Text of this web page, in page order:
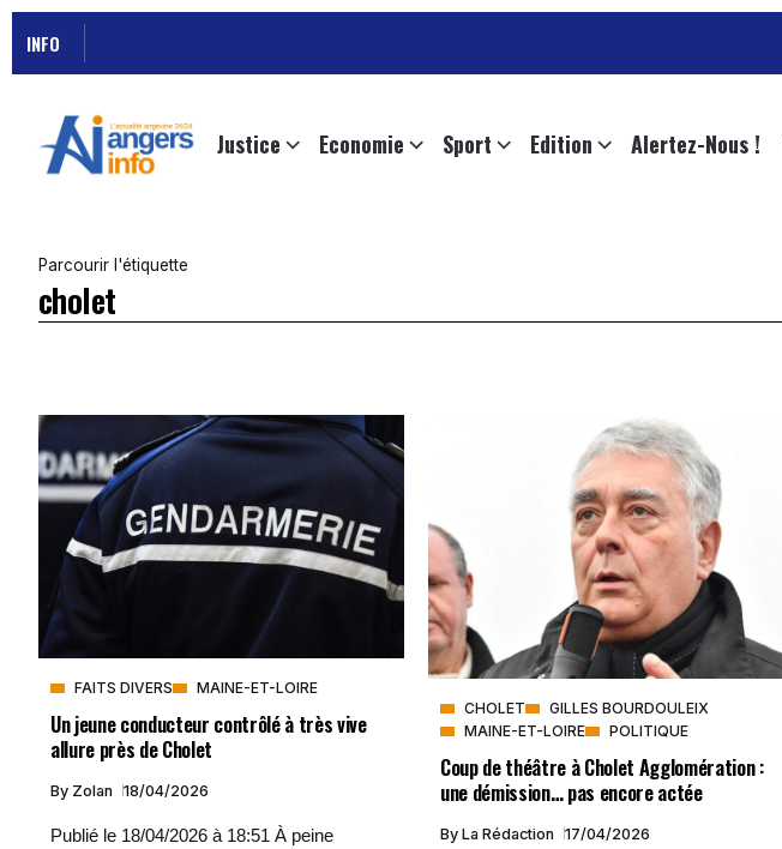
INFO
Justice Economie Sport Edition Alertez-Nous !
Parcourir l'étiquette
cholet
FAITS DIVERS MAINE-ET-LOIRE
Un jeune conducteur contrôlé à très vive
allure près de Cholet
By Zolan 18/04/2026
Publié le 18/04/2026 à 18:51 À peine
CHOLET
GILLES BOURDOULEIX
MAINE-ET-LOIRE
POLITIQUE
Coup de théâtre à Cholet Agglomération :
une démission… pas encore actée
By La Rédaction 17/04/2026